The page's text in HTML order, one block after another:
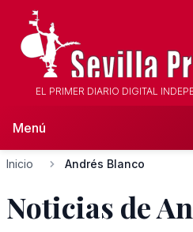
EL PRIMER DIARIO DIGITAL
Menú
Inicio Andrés Blanco
Noticias de